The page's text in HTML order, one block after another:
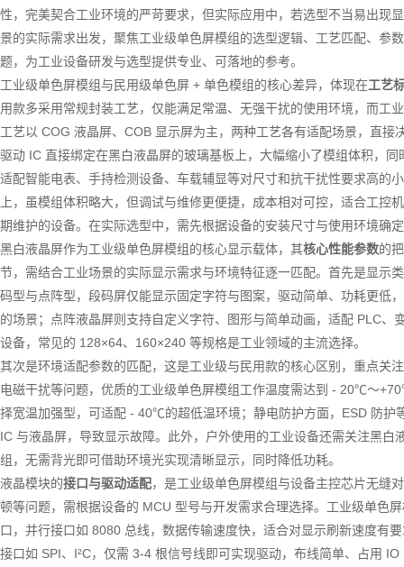
性，完美契合工业环境的严苛要求，但实际应用中，若选型不当易出现
景的实际需求出发，聚焦工业级单色屏模组的选型逻辑、工艺匹配、参
题，为工业设备研发与选型提供专业、可落地的参考。
工业级单色屏模组与民用级单色屏 + 单色模组的核心差异，体现在工艺
用款多采用常规封装工艺，仅能满足常温、无强干扰的使用环境，而工
工艺以 COG 液晶屏、COB 显示屏为主，两种工艺各有适配场景，直
驱动 IC 直接绑定在黑白液晶屏的玻璃基板上，大幅缩小了模组体积，
适配智能电表、手持检测设备、车载辅显等对尺寸和抗干扰性要求高的
上，虽模组体积略大，但调试与维修更便捷，成本相对可控，适合工控
期维护的设备。在实际选型中，需先根据设备的安装尺寸与使用环境确
黑白液晶屏作为工业级单色屏模组的核心显示载体，其核心性能参数的
节，需结合工业场景的实际显示需求与环境特征逐一匹配。首先是显示
码型与点阵型，段码屏仅能显示固定字符与图案，驱动简单、功耗更低
的场景；点阵液晶屏则支持自定义字符、图形与简单动画，适配 PLC
设备，常见的 128×64、160×240 等规格是工业领域的主流选择。
其次是环境适配参数的匹配，这是工业级与民用款的核心区别，重点关注
电磁干扰等问题，优质的工业级单色屏模组工作温度需达到 - 20℃～
择宽温加强型，可适配 - 40℃的超低温环境；静电防护方面，ESD 防护
IC 与液晶屏，导致显示故障。此外，户外使用的工业设备还需关注黑
组，无需背光即可借助环境光实现清晰显示，同时降低功耗。
液晶模块的接口与驱动适配，是工业级单色屏模组与设备主控芯片无缝
顿等问题，需根据设备的 MCU 型号与开发需求合理选择。工业级单色
口，并行接口如 8080 总线，数据传输速度快，适合对显示刷新速度有
接口如 SPI、I²C，仅需 3-4 根信号线即可实现驱动，布线简单、占用